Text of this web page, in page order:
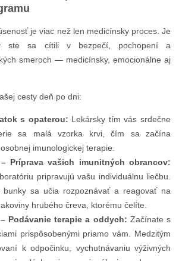
je viac než len medicínsky proces. Je
ste sa cítili v bezpečí, pochopení a
smeroch — medicínsky, emocionálne aj
cesty deň po dni:
s opaterou: Lekársky tím vás srdečne
sa malá vzorka krvi, čím sa začína
imunologickej terapie.
Príprava vašich imunitných obrancov:
pripravujú vašu individuálnu liečbu.
bunky sa učia rozpoznávať a reagovať na
hrubého čreva, ktorému čelíte.
Podávanie terapie a oddych: Začínate s
prispôsobenými priamo vám. Medzitým
k odpočinku, vychutnávaniu výživných